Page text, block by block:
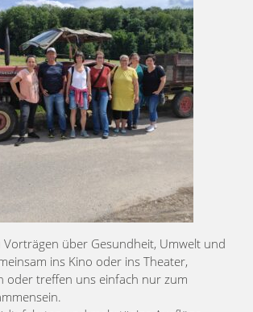
über Gesundheit, Umwelt und
ins Kino oder ins Theater,
oder treffen uns einfach nur zum